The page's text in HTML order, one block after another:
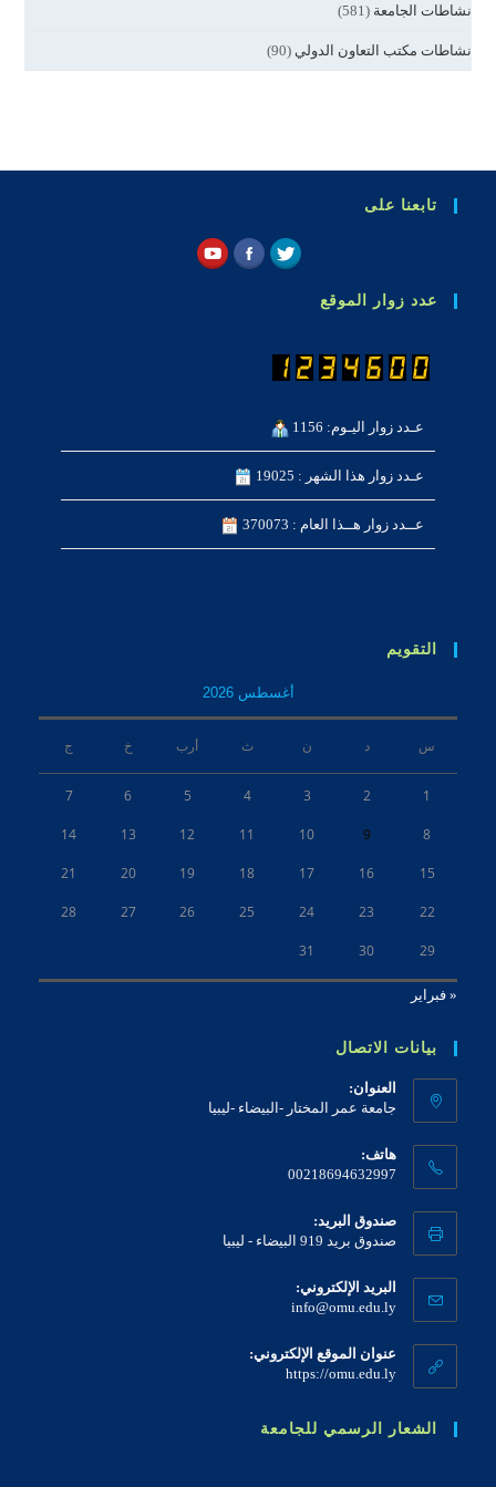
نشاطات الجامعة (581)
نشاطات مكتب التعاون الدولي (90)
تابعنا على
عدد زوار الموقع
عـدد زوار اليـوم: 1156
عـدد زوار هذا الشهر : 19025
عــدد زوار هــذا العام : 370073
التقويم
أغسطس 2026
س د ن ث أرب خ ج
1
2
3
4
5
6
7
8
9
10
11
12
13
14
15
16
17
18
19
20
21
22
23
24
25
26
27
28
29
30
31
« فبراير
بيانات الاتصال
العنوان:
جامعة عمر المختار -البيضاء -ليبيا
هاتف:
00218694632997
صندوق البريد:
صندوق بريد 919 البيضاء - ليبيا
البريد الإلكتروني:
info@omu.edu.ly
عنوان الموقع الإلكتروني:
https://omu.edu.ly
الشعار الرسمي للجامعة